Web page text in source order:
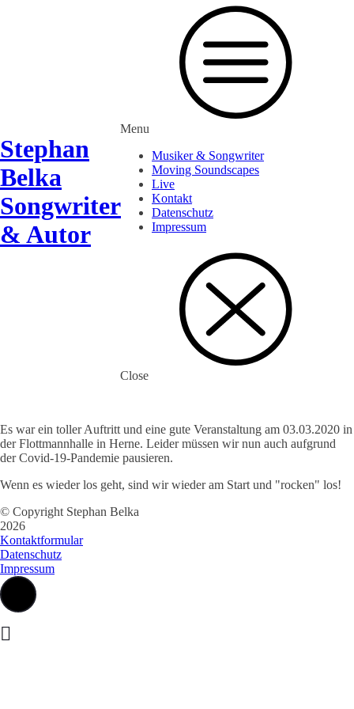
Stephan
Belka
Songwriter
& Autor
Menu
Musiker & Songwriter
Moving Soundscapes
Live
Kontakt
Datenschutz
Impressum
Close
Es war ein toller Auftritt und eine gute Veranstaltung am 03.03.2020 in
der Flottmannhalle in Herne. Leider müssen wir nun auch aufgrund
der Covid-19-Pandemie pausieren.
Wenn es wieder los geht, sind wir wieder am Start und "rocken" los!
© Copyright Stephan Belka
2026
Kontaktformular
Datenschutz
Impressum